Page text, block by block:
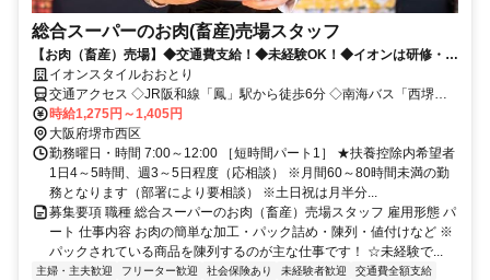
総合スーパーのお肉(畜産)売場スタッフ
【お肉（畜産）売場】◆交通費支給！◆未経験OK！◆イオンは研修・福
利厚生が充実しています！
イオンスタイルおおとり
交通アクセス ◇JR阪和線「鳳」駅から徒歩6分 ◇南海バス「西堺警
察署前」バス停から徒歩1分
時給1,275円～1,405円
大阪府堺市西区
勤務曜日・時間 7:00～12:00 ［短時間パート1］ ★扶養控除内希望者
1日4～5時間、週3～5日程度（応相談） ※月間60～80時間未満の勤
務となります（部署により要相談） ※土日祝は月半分...
募集要項 職種 総合スーパーのお肉（畜産）売場スタッフ 雇用形態 パ
ート 仕事内容 お肉の簡単な加工・パック詰め・陳列・値付けなど ※
パックされている商品を陳列するのが主な仕事です！ ☆未経験で...
主婦・主夫歓迎 フリーター歓迎 社会保険あり 未経験者歓迎
交通費全額支給